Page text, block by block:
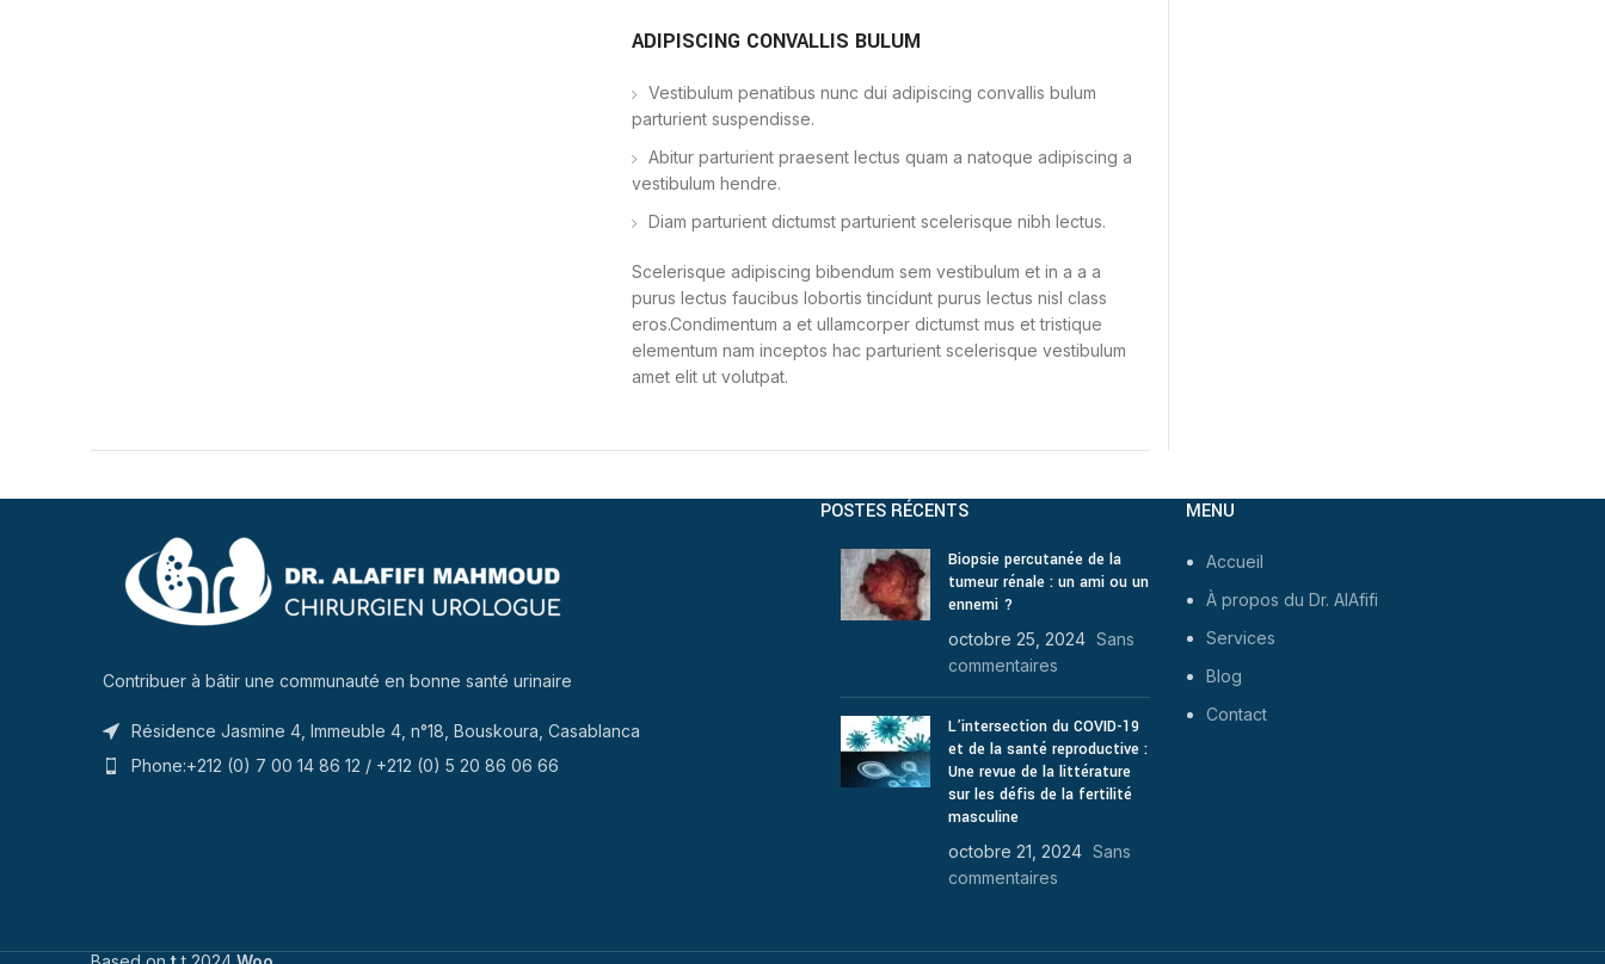
ADIPISCING CONVALLIS BULUM
Vestibulum penatibus nunc dui adipiscing convallis bulum
parturient suspendisse.
Abitur parturient praesent lectus quam a natoque adipiscing a
vestibulum hendre.
Diam parturient dictumst parturient scelerisque nibh lectus.
Scelerisque adipiscing bibendum sem vestibulum et in a a a
purus lectus faucibus lobortis tincidunt purus lectus nisl class
eros.Condimentum a et ullamcorper dictumst mus et tristique
elementum nam inceptos hac parturient scelerisque vestibulum
amet elit ut volutpat.
Contribuer à bâtir une communauté en bonne santé urinaire
Résidence Jasmine 4, Immeuble 4, n°18, Bouskoura, Casablanca
Phone:+212 (0) 7 00 14 86 12 / +212 (0) 5 20 86 06 66
POSTES RÉCENTS
Biopsie percutanée de la
tumeur rénale : un ami ou un
ennemi ?
octobre 25, 2024 Sans
commentaires
L’intersection du COVID-19
et de la santé reproductive :
Une revue de la littérature
sur les défis de la fertilité
masculine
octobre 21, 2024 Sans
commentaires
MENU
Accueil
À propos du Dr. AlAfifi
Services
Blog
Contact